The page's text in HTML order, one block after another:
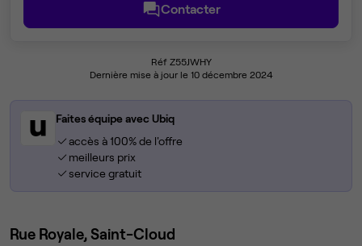
Contacter
Réf Z55JWHY
Dernière mise à jour le 10 décembre 2024
Faites équipe avec Ubiq
accès à 100% de l'offre
meilleurs prix
service gratuit
Rue Royale, Saint-Cloud